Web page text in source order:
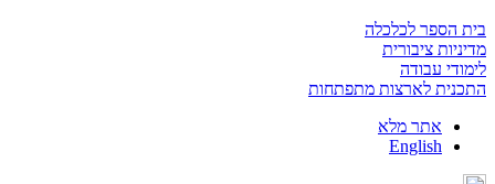
בית הספר לכלכלה
מדיניות ציבורית
לימודי עבודה
התכנית לארצות מתפתחות
אתר מלא
English